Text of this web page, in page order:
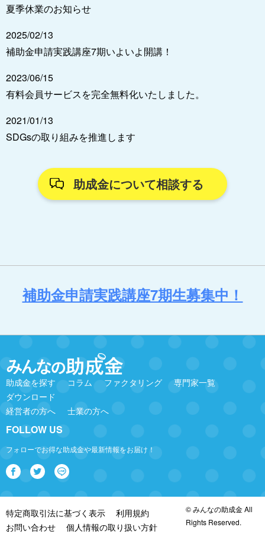
夏季休業のお知らせ
2025/02/13
補助金申請実践講座7期いよいよ開講！
2023/06/15
有料会員サービスを完全無料化いたしました。
2021/01/13
SDGsの取り組みを推進します
助成金について相談する
補助金申請実践講座7期生募集中！
助成金を探す コラム ファクタリング
専門家一覧
ダウンロード
経営者の方へ
士業の方へ
FOLLOW US
フォローでお得な助成金や最新情報をお届け！
特定商取引法に基づく表示
利用規約
お問い合わせ
個人情報の取り扱い方針
© みんなの助成金 All
Rights Reserved.